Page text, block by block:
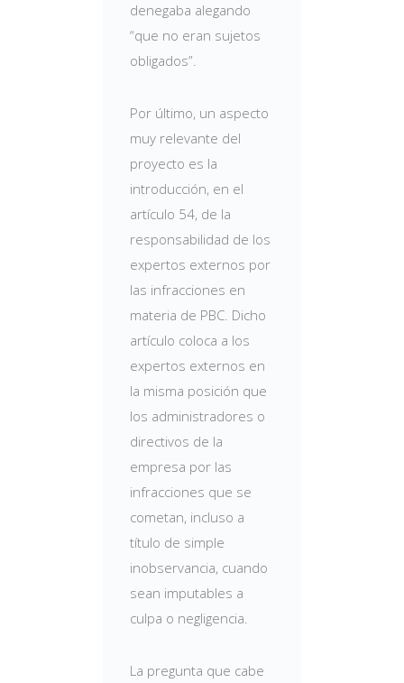
denegaba alegando
“que no eran sujetos
obligados”.
Por último, un aspecto
muy relevante del
proyecto es la
introducción, en el
artículo 54, de la
responsabilidad de los
expertos externos por
las infracciones en
materia de PBC. Dicho
artículo coloca a los
expertos externos en
la misma posición que
los administradores o
directivos de la
empresa por las
infracciones que se
cometan, incluso a
título de simple
inobservancia, cuando
sean imputables a
culpa o negligencia.
La pregunta que cabe